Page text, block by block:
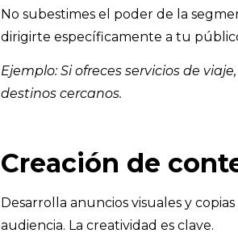
No subestimes el poder de la
dirigirte específicamente a tu
Ejemplo: Si ofreces servicios de
destinos cercanos.
Creación de
Desarrolla anuncios visuales y
audiencia. La creatividad es clave.